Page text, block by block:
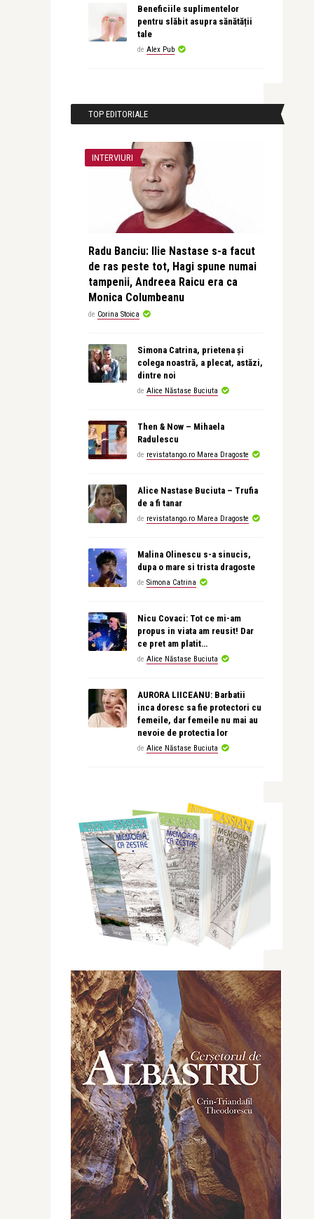
Beneficiile suplimentelor
pentru slăbit asupra sănătății
tale
de Alex Pub
TOP EDITORIALE
INTERVIURI
Radu Banciu: Ilie Nastase s-a facut
de ras peste tot, Hagi spune numai
tampenii, Andreea Raicu era ca
Monica Columbeanu
de Corina Stoica
Simona Catrina, prietena și
colega noastră, a plecat, astăzi,
dintre noi
de Alice Năstase Buciuta
Then & Now – Mihaela
Radulescu
de revistatango.ro Marea Dragoste
Alice Nastase Buciuta – Trufia
de a fi tanar
de revistatango.ro Marea Dragoste
Malina Olinescu s-a sinucis,
dupa o mare si trista dragoste
de Simona Catrina
Nicu Covaci: Tot ce mi-am
propus in viata am reusit! Dar
ce pret am platit…
de Alice Năstase Buciuta
AURORA LIICEANU: Barbatii
inca doresc sa fie protectori cu
femeile, dar femeile nu mai au
nevoie de protectia lor
de Alice Năstase Buciuta